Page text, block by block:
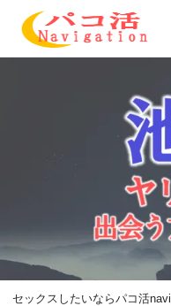
セックスしたいならパコ活navi